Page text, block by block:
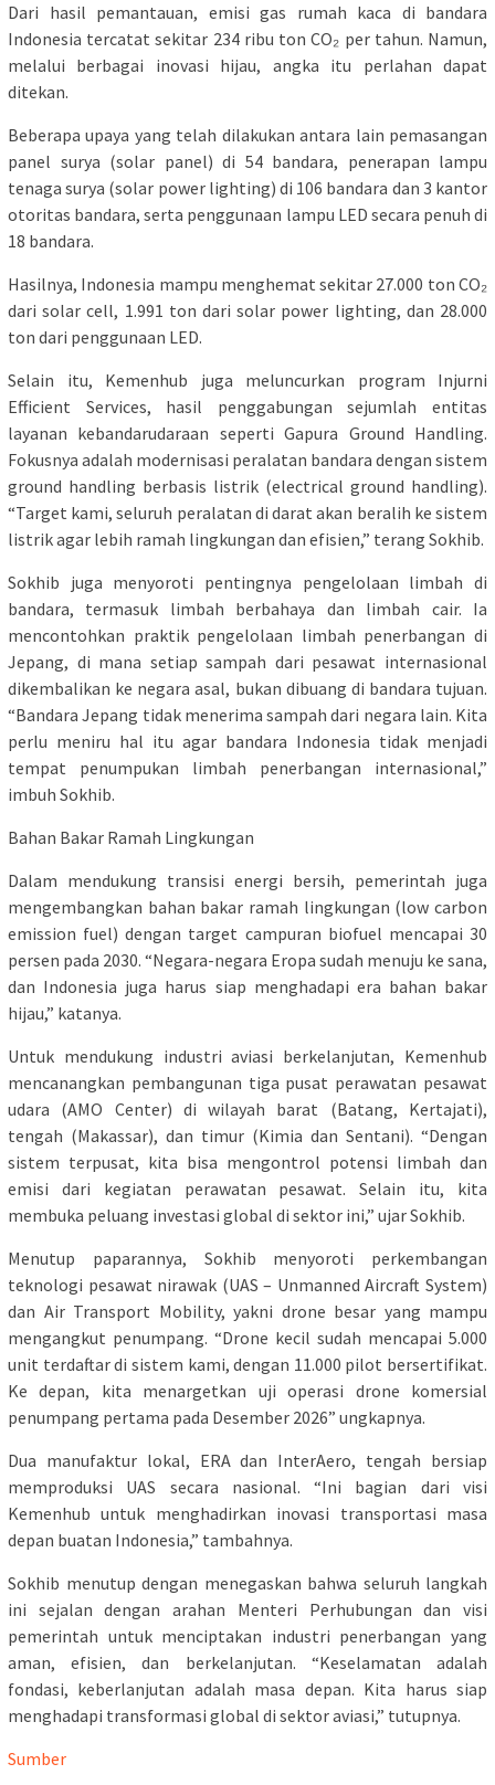
Dari hasil pemantauan, emisi gas rumah kaca di bandara
Indonesia tercatat sekitar 234 ribu ton CO₂ per tahun. Namun,
melalui berbagai inovasi hijau, angka itu perlahan dapat
ditekan.
Beberapa upaya yang telah dilakukan antara lain pemasangan
panel surya (solar panel) di 54 bandara, penerapan lampu
tenaga surya (solar power lighting) di 106 bandara dan 3 kantor
otoritas bandara, serta penggunaan lampu LED secara penuh di
18 bandara.
Hasilnya, Indonesia mampu menghemat sekitar 27.000 ton CO₂
dari solar cell, 1.991 ton dari solar power lighting, dan 28.000
ton dari penggunaan LED.
Selain itu, Kemenhub juga meluncurkan program Injurni
Efficient Services, hasil penggabungan sejumlah entitas
layanan kebandarudaraan seperti Gapura Ground Handling.
Fokusnya adalah modernisasi peralatan bandara dengan sistem
ground handling berbasis listrik (electrical ground handling).
“Target kami, seluruh peralatan di darat akan beralih ke sistem
listrik agar lebih ramah lingkungan dan efisien,” terang Sokhib.
Sokhib juga menyoroti pentingnya pengelolaan limbah di
bandara, termasuk limbah berbahaya dan limbah cair. Ia
mencontohkan praktik pengelolaan limbah penerbangan di
Jepang, di mana setiap sampah dari pesawat internasional
dikembalikan ke negara asal, bukan dibuang di bandara tujuan.
“Bandara Jepang tidak menerima sampah dari negara lain. Kita
perlu meniru hal itu agar bandara Indonesia tidak menjadi
tempat penumpukan limbah penerbangan internasional,”
imbuh Sokhib.
Bahan Bakar Ramah Lingkungan
Dalam mendukung transisi energi bersih, pemerintah juga
mengembangkan bahan bakar ramah lingkungan (low carbon
emission fuel) dengan target campuran biofuel mencapai 30
persen pada 2030. “Negara-negara Eropa sudah menuju ke sana,
dan Indonesia juga harus siap menghadapi era bahan bakar
hijau,” katanya.
Untuk mendukung industri aviasi berkelanjutan, Kemenhub
mencanangkan pembangunan tiga pusat perawatan pesawat
udara (AMO Center) di wilayah barat (Batang, Kertajati),
tengah (Makassar), dan timur (Kimia dan Sentani). “Dengan
sistem terpusat, kita bisa mengontrol potensi limbah dan
emisi dari kegiatan perawatan pesawat. Selain itu, kita
membuka peluang investasi global di sektor ini,” ujar Sokhib.
Menutup paparannya, Sokhib menyoroti perkembangan
teknologi pesawat nirawak (UAS – Unmanned Aircraft System)
dan Air Transport Mobility, yakni drone besar yang mampu
mengangkut penumpang. “Drone kecil sudah mencapai 5.000
unit terdaftar di sistem kami, dengan 11.000 pilot bersertifikat.
Ke depan, kita menargetkan uji operasi drone komersial
penumpang pertama pada Desember 2026” ungkapnya.
Dua manufaktur lokal, ERA dan InterAero, tengah bersiap
memproduksi UAS secara nasional. “Ini bagian dari visi
Kemenhub untuk menghadirkan inovasi transportasi masa
depan buatan Indonesia,” tambahnya.
Sokhib menutup dengan menegaskan bahwa seluruh langkah
ini sejalan dengan arahan Menteri Perhubungan dan visi
pemerintah untuk menciptakan industri penerbangan yang
aman, efisien, dan berkelanjutan. “Keselamatan adalah
fondasi, keberlanjutan adalah masa depan. Kita harus siap
menghadapi transformasi global di sektor aviasi,” tutupnya.
Sumber